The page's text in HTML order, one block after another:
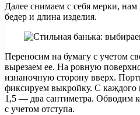
Далее снимаем с себя мерки, нам
бедер и длина изделия.
Переносим на бумагу с учетом
вырезаем ее. На ровную
изнаночную сторону вверх.
фиксируем выкройку. С каждого
1,5 — два сантиметра. Обводим
с учетом отступа.